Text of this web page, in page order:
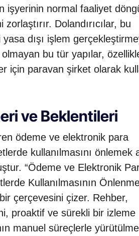
işyerinin normal faaliyet
Dolandırıcılar, bu
dışı işlem
bu tür yapılar,
için paravan şirket olarak
ve Beklentileri
ödeme ve elektronik para
kullanılmasını önlemek
“Ödeme ve Elektronik
Kullanılmasının
çerçevesini çizer. Rehber,
proaktif ve sürekli bir izleme
manuel süreçlerle